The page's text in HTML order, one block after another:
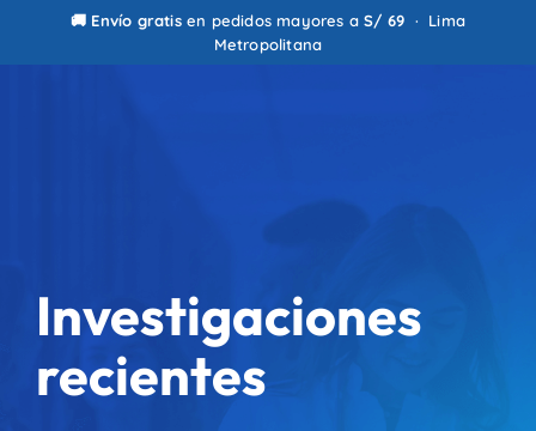
🚚 Envío gratisen pedidos mayores aS/ 69 · Lima
Metropolitana
0
Investigaciones
recientes